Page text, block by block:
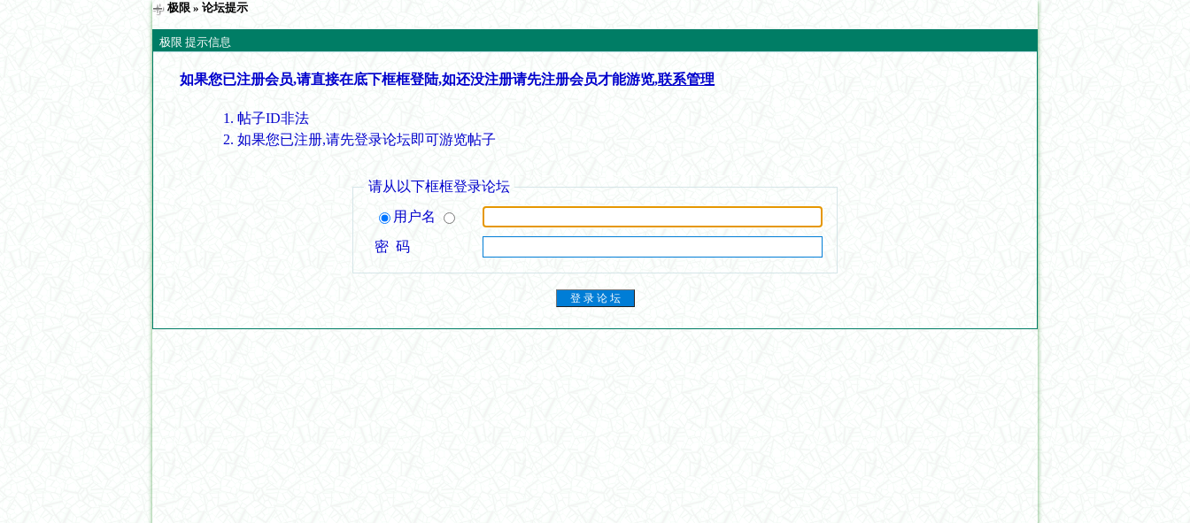
极限 » 论坛提示
极限 提示信息
如果您已注册会员,请直接在底下框框登陆,如还没注册请先注册会员才能游览,联系管理
帖子ID非法
如果您已注册,请先登录论坛即可游览帖子
请从以下框框登录论坛
用户名
密 码